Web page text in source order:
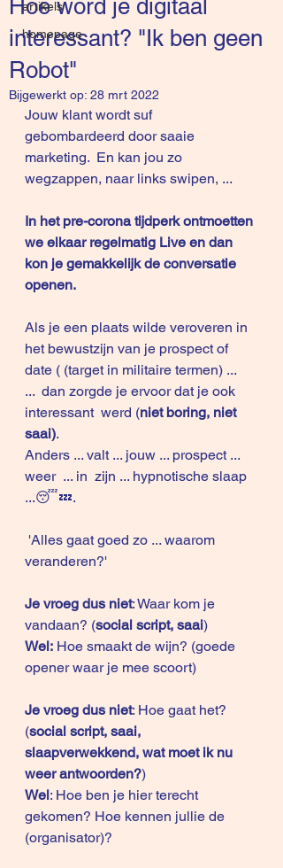
artikels
homepage
Hoe word je digitaal
interessant? "Ik ben geen
Robot"
Bijgewerkt op: 28 mrt 2022
Jouw klant wordt suf
gebombardeerd door saaie
marketing.  En kan jou zo
wegzappen, naar links swipen, ...
In het pre-corona tijdperk ontmoetten
we elkaar regelmatig Live en dan
kon je gemakkelijk de conversatie
openen.
Als je een plaats wilde veroveren in
het bewustzijn van je prospect of
date ( (target in militaire termen) ...
...  dan zorgde je ervoor dat je ook
interessant  werd (niet boring, niet
saai).
Anders ... valt ... jouw ... prospect ...
weer  ... in  zijn ... hypnotische slaap
...😴💤.
veranderen?'
Je vroeg dus niet: Waar kom je
vandaan? (social script, saai)
Wel: Hoe smaakt de wijn? (goede
opener waar je mee scoort)
Je vroeg dus niet: Hoe gaat het?
(social script, saai,
slaapverwekkend, wat moet ik nu
weer antwoorden?)
Wel: Hoe ben je hier terecht
gekomen? Hoe kennen jullie de
(organisator)?